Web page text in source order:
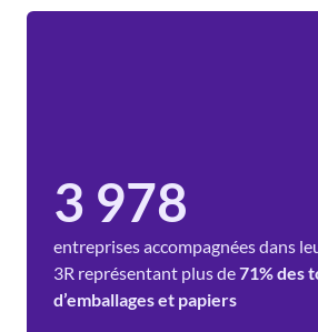
3 978
entreprises accompagnées dans
3R représentant plus de71% des
d’emballages et papiers